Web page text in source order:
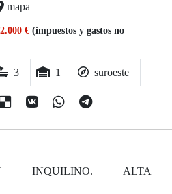
mapa
€ (impuestos y gastos no
3 1 suroeste
INQUILINO. ALTA